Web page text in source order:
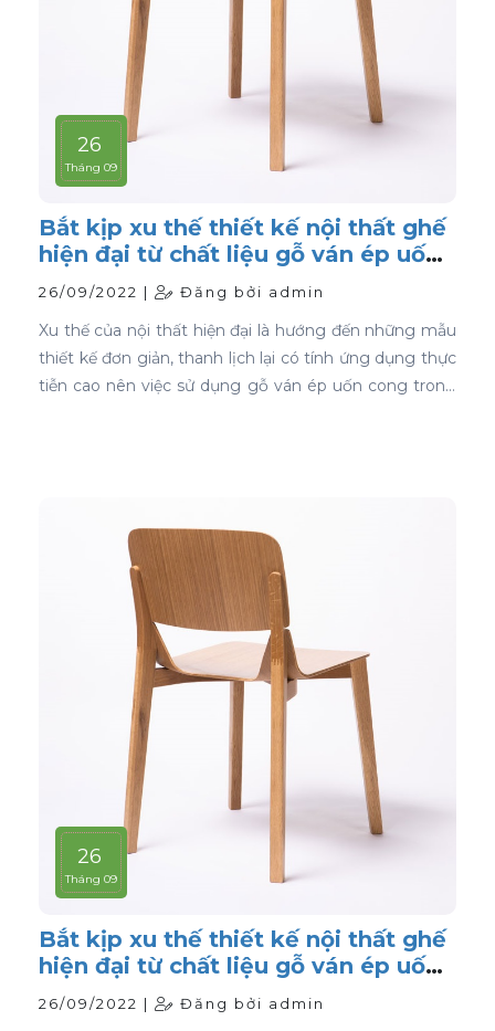
26
Tháng 09
Bắt kịp xu thế thiết kế nội thất ghế
hiện đại từ chất liệu gỗ ván ép uốn
cong
26/09/2022 | Đăng bởi admin
Xu thế của nội thất hiện đại là hướng đến những mẫu
thiết kế đơn giản, thanh lịch lại có tính ứng dụng thực
tiễn cao nên việc sử dụng gỗ ván ép uốn cong trong
26
Tháng 09
Bắt kịp xu thế thiết kế nội thất ghế
hiện đại từ chất liệu gỗ ván ép uốn
cong
26/09/2022 | Đăng bởi admin